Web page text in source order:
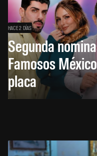
HACE 2 DÍAS
Segunda
Famosos
placa